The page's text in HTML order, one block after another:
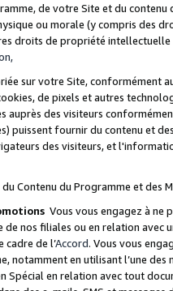
de votre Site et du
ou morale (y compris des
droits de propriété
sur votre Site, conformément
de pixels et autres
auprès des visiteurs
puissent fournir du contenu et
des visiteurs, et
Contenu du Programme et des
Vous vous engagez à ne
nos filiales ou en relation avec
cadre de l’Accord. Vous vous
notamment en utilisant l’une
Spécial en relation avec tout